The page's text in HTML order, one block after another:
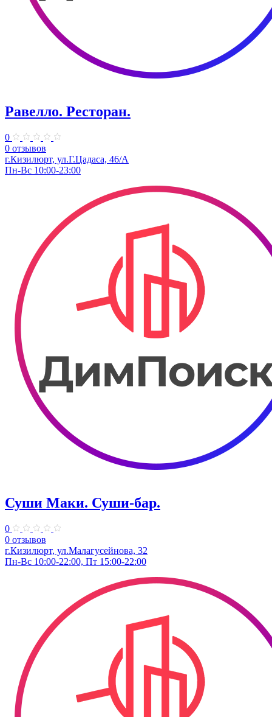
Равелло. Ресторан.
0
0 отзывов
г.Кизилюрт, ул.Г.Цадаса, 46/А
Пн-Вс 10:00-23:00
Суши Маки. Суши-бар.
0
0 отзывов
г.Кизилюрт, ул.Малагусейнова, 32
Пн-Вс 10:00-22:00, Пт 15:00-22:00